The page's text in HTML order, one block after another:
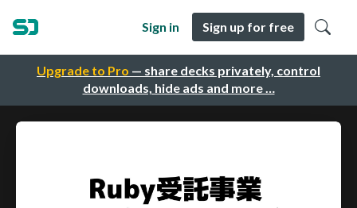
Upgrade to Pro — share decks privately, control
downloads, hide ads and more …
Sign in Sign up for free